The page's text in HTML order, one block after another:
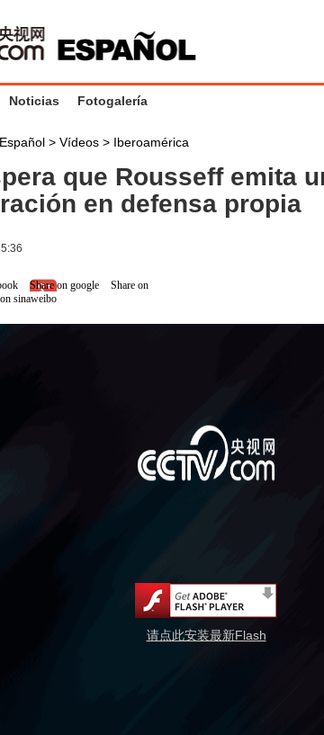
Noticias Fotogalería
> Vídeos > Iberoamérica
que Rousseff emita
en defensa propia
Share on google
Share on
sinaweibo
请点此安装最新Flash